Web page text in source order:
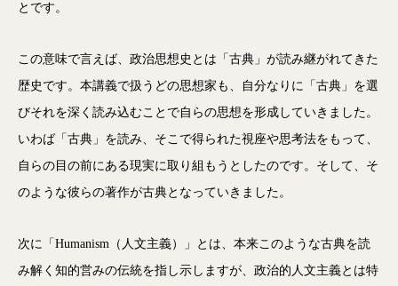
とです。
この意味で言えば、政治思想史とは「古典」が読み継がれてきた
歴史です。本講義で扱うどの思想家も、自分なりに「古典」を選
びそれを深く読み込むことで自らの思想を形成していきました。
いわば「古典」を読み、そこで得られた視座や思考法をもって、
自らの目の前にある現実に取り組もうとしたのです。そして、そ
のような彼らの著作が古典となっていきました。
次に「Humanism（人文主義）」とは、本来このような古典を読
み解く知的営みの伝統を指し示しますが、政治的人文主義とは特